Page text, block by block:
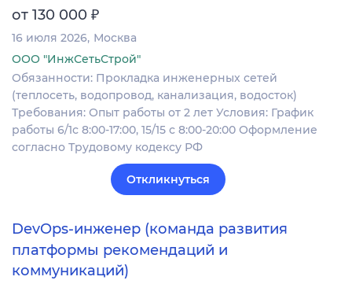
от 130 000 ₽
16 июля 2026 Москва
ООО "ИнжСетьСтрой"
Обязанности: Прокладка инженерных сетей
(теплосеть, водопровод, канализация, водосток)
Требования: Опыт работы от 2 лет Условия: График
работы 6/1с 8:00-17:00, 15/15 с 8:00-20:00 Оформление
согласно Трудовому кодексу РФ
Откликнуться
DevOps-инженер (команда развития
платформы рекомендаций и
коммуникаций)